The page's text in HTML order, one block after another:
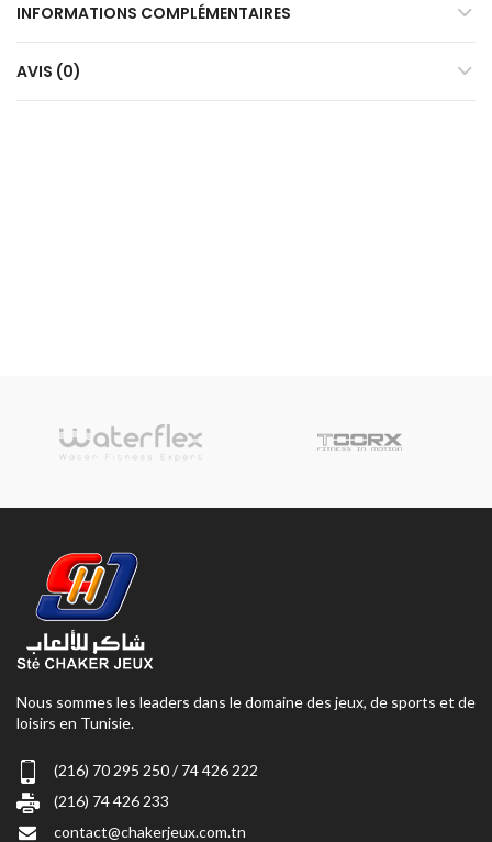
INFORMATIONS COMPLÉMENTAIRES
AVIS (0)
Nous sommes les leaders dans le domaine des jeux, de sports et de
loisirs en Tunisie.
(216) 70 295 250 / 74 426 222
(216) 74 426 233
contact@chakerjeux.com.tn